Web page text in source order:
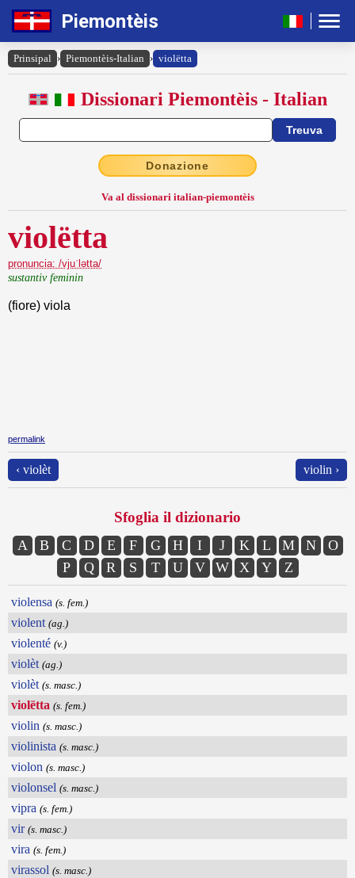
Piemontèis
Prinsipal › Piemontèis-Italian › violëtta
Dissionari Piemontèis - Italian
Donazione
Va al dissionari italian-piemontèis
violëtta
pronuncia: /vjuˈlətta/
sustantiv feminin
(fiore) viola
permalink
‹ violèt violin ›
Sfoglia il dizionario
A B C D E F G H I J K L M N
O
P
Q R S T U V W X Y Z
violensa (s. fem.)
violent (ag.)
violenté (v.)
violèt (ag.)
violèt (s. masc.)
violëtta (s. fem.)
violin (s. masc.)
violinista (s. masc.)
violon (s. masc.)
violonsel (s. masc.)
vipra (s. fem.)
vir (s. masc.)
vira (s. fem.)
virassol (s. masc.)